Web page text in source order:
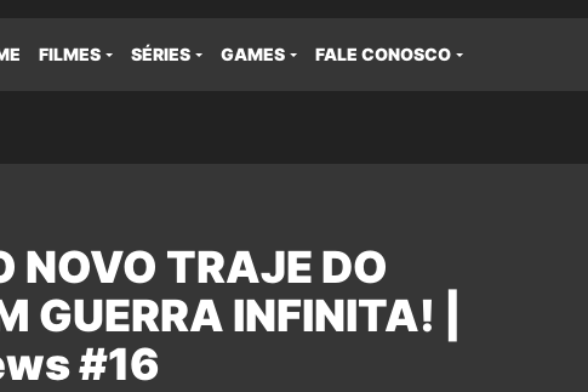
FILMES SÉRIES GAMES FALE CONOSCO
NOVO TRAJE DO
GUERRA INFINITA! |
#16